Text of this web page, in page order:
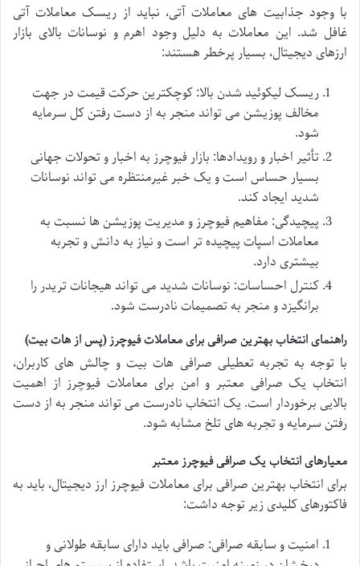
با وجود جذابیت های معاملات آتی، نباید از ریسک معاملات آتی
غافل شد. این معاملات به دلیل وجود اهرم و نوسانات بالای بازار
ارزهای دیجیتال، بسیار پرخطر هستند:
ریسک لیکوئید شدن بالا: کوچکترین حرکت قیمت در جهت
مخالف پوزیشن می تواند منجر به از دست رفتن کل سرمایه
شود.
تأثیر اخبار و رویدادها: بازار فیوچرز به اخبار و تحولات جهانی
بسیار حساس است و یک خبر غیرمنتظره می تواند نوسانات
شدید ایجاد کند.
پیچیدگی: مفاهیم فیوچرز و مدیریت پوزیشن ها نسبت به
معاملات اسپات پیچیده تر است و نیاز به دانش و تجربه
بیشتری دارد.
کنترل احساسات: نوسانات شدید می تواند هیجانات تریدر را
برانگیزد و منجر به تصمیمات نادرست شود.
راهنمای انتخاب بهترین صرافی برای معاملات فیوچرز (پس از هات بیت)
با توجه به تجربهتعطیلی صرافی هات بیت و چالش های کاربران،
انتخاب یک صرافی معتبر و امن برای معاملات فیوچرز از اهمیت
بالایی برخوردار است. یک انتخاب نادرست می تواند منجر به از دست
رفتن سرمایه و تجربه های تلخ مشابه شود.
معیارهای انتخاب یک صرافی فیوچرز معتبر
برای انتخاب بهترین صرافی برایمعاملات فیوچرز ارز دیجیتال، باید به
فاکتورهای کلیدی زیر توجه داشت:
امنیت و سابقه صرافی: صرافی باید دارای سابقه طولانی و